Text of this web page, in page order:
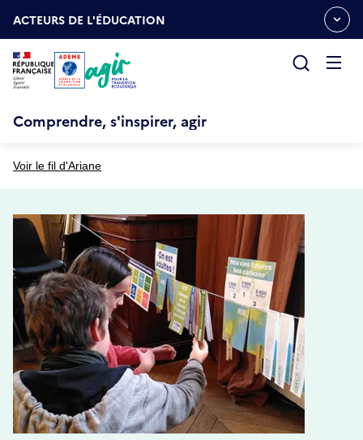
auOUVRIR
LE
MENU
ESPACE
ACTEURS DE L'ÉDUCATION
Comprendre, s'inspirer, agir
Voir le fil d'Ariane